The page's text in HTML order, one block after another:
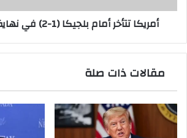
الشوط
أمريكا تتأخر أمام بلجيكا (1-2) في نهاية الشوط الأول
مقالات ذات صلة